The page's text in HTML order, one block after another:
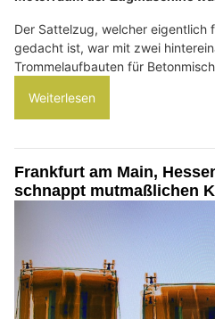
Der Sattelzug, welcher eigentlich
gedacht ist, war mit zwei
Trommelaufbauten für
Weiterlesen
Frankfurt am Main,
schnappt mutmaßlichen